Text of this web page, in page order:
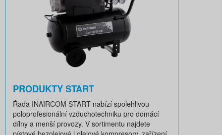
PRODUKTY START
Řada INAIRCOM START nabízí spolehlivou
poloprofesionální vzduchotechniku pro domácí
dílny a menší provozy. V sortimentu najdete